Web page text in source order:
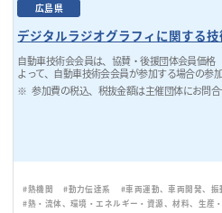
広島県
デジタルラジオグラフィに関する
自動車技術会会員は、協賛・後援団体会員価格
よって、自動車技術会会員が参加する場合の参加
参加費の税込、税抜金額は主催団体にお問合
#熱機関 #動力伝達系 #車両運動、車両開発、振
#熱・流体、環境・エネルギー・資源、材料、生産